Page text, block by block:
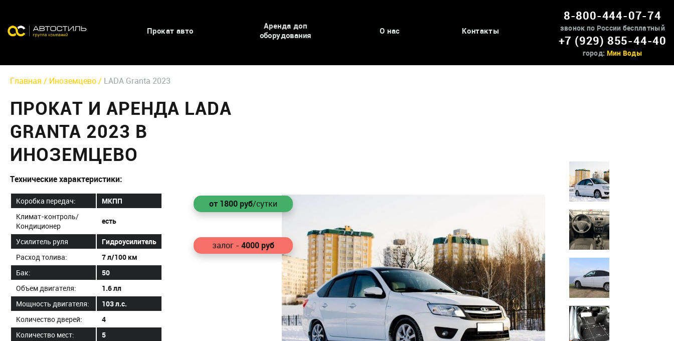
Прокат авто
Аренда доп
оборудования
О нас Контакты
8-800-444-07-74
звонок по России бесплатный
+7 (929) 855-44-40
город: Мин Воды
Главная / Иноземцево / LADA Granta 2023
ПРОКАТ И АРЕНДА LADA
GRANTA 2023 В
ИНОЗЕМЦЕВО
Технические характеристики:
Коробка передач:
МКПП
Климат-контроль/
Кондиционер
есть
Усилитель руля
Гидроусилитель
Расход толива:
7 л/100 км
Бак:
50
Объем двигателя:
1.6 лл
Мощность двигателя:
103 л.с.
Количество дверей:
4
Количество мест:
5
от 1800руб/сутки
залог - 4000руб